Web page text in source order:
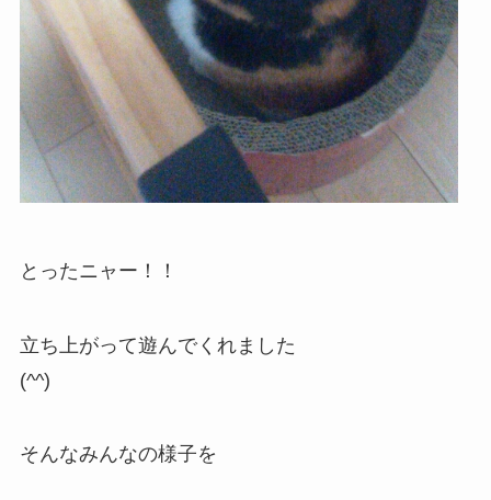
とったニャー！！
立ち上がって遊んでくれました
(^^)
そんなみんなの様子を